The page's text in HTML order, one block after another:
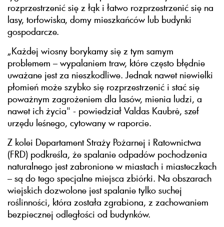
rozprzestrzenić się z łąk i łatwo rozprzestrzenić się na
lasy, torfowiska, domy mieszkańców lub budynki
gospodarcze.
„Każdej wiosny borykamy się z tym samym
problemem – wypalaniem traw, które często błędnie
uważane jest za nieszkodliwe. Jednak nawet niewielki
płomień może szybko się rozprzestrzenić i stać się
poważnym zagrożeniem dla lasów, mienia ludzi, a
nawet ich życia" - powiedział Valdas Kaubrė, szef
urzędu leśnego, cytowany w raporcie.
Z kolei Departament Straży Pożarnej i Ratownictwa
(FRD) podkreśla, że spalanie odpadów pochodzenia
naturalnego jest zabronione w miastach i miasteczkach
– są do tego specjalne miejsca zbiórki. Na obszarach
wiejskich dozwolone jest spalanie tylko suchej
roślinności, która została zgrabiona, z zachowaniem
bezpiecznej odległości od budynków.